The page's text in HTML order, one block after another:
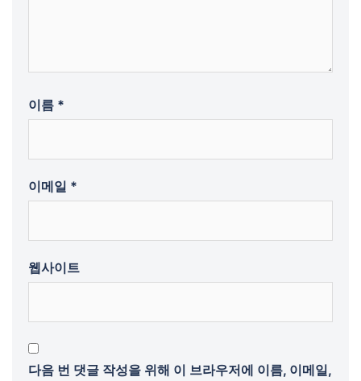
이름 *
이메일 *
웹사이트
다음 번 댓글 작성을 위해 이 브라우저에 이름, 이메일,